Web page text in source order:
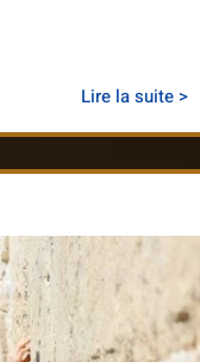
Lire la suite >